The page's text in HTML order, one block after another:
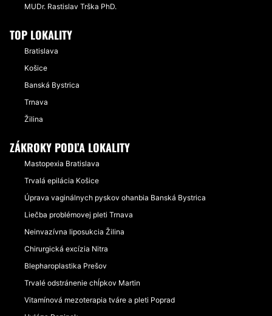
MUDr. Rastislav Trška PhD.
TOP LOKALITY
Bratislava
Košice
Banská Bystrica
Trnava
Žilina
ZÁKROKY PODĽA LOKALITY
Mastopexia Bratislava
Trvalá epilácia Košice
Úprava vaginálnych pyskov ohanbia Banská Bystrica
Liečba problémovej pleti Trnava
Neinvazívna liposukcia Žilina
Chirurgická excízia Nitra
Blepharoplastika Prešov
Trvalé odstránenie chĺpkov Martin
Vitamínová mezoterapia tváre a pleti Poprad